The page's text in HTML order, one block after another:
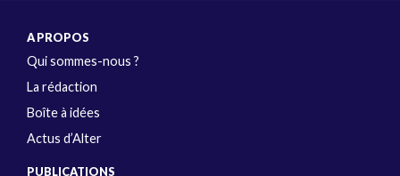
A PROPOS
Qui sommes-nous ?
La rédaction
Boîte à idées
Actus d’Alter
PUBLICATIONS